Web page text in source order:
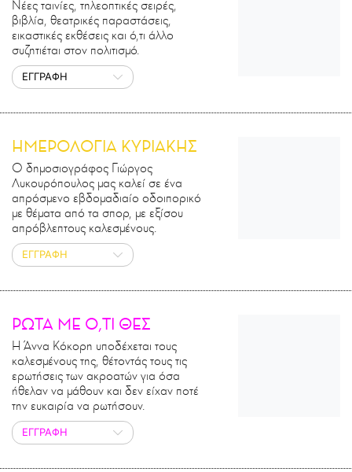
Νέες ταινίες, τηλεοπτικές σειρές,
βιβλία, θεατρικές παραστάσεις,
εικαστικές εκθέσεις και ό,τι άλλο
συζητιέται στον πολιτισμό.
ΕΓΓΡΑΦΗ
ΗΜΕΡΟΛΟΓΙΑ ΚΥΡΙΑΚΗΣ
Ο δημοσιογράφος Γιώργος
Λυκουρόπουλος μας καλεί σε ένα
απρόσμενο εβδομαδιαίο οδοιπορικό
με θέματα από τα σπορ, με εξίσου
απρόβλεπτους καλεσμένους.
ΕΓΓΡΑΦΗ
ΡΩΤΑ ΜΕ Ο,ΤΙ ΘΕΣ
Η Άννα Κόκορη υποδέχεται τους
καλεσμένους της, θέτοντάς τους τις
ερωτήσεις των ακροατών για όσα
ήθελαν να μάθουν και δεν είχαν ποτέ
την ευκαιρία να ρωτήσουν.
ΕΓΓΡΑΦΗ